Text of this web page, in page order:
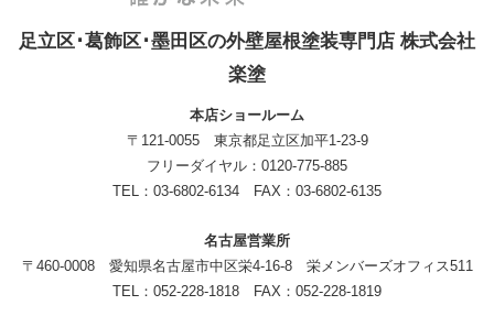
足立区･葛飾区･墨田区の外壁屋根塗装専門店 株式会社
楽塗
本店ショールーム
〒121-0055 東京都足立区加平1-23-9
フリーダイヤル：0120-775-885
TEL：03-6802-6134 FAX：03-6802-6135
名古屋営業所
〒460-0008 愛知県名古屋市中区栄4-16-8 栄メンバーズオフィス511
TEL：052-228-1818 FAX：052-228-1819